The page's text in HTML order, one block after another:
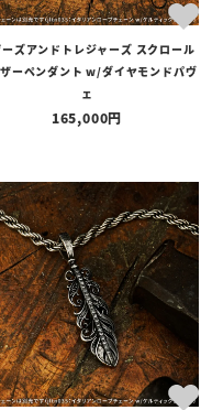
ズアンドトレジャーズ スクロール
ーペンダント w/ダイヤモンドパヴ
ェ
165,000